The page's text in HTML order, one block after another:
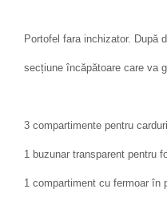
Portofel fara inchizator. După
secțiune încăpătoare care va
3 compartimente pentru
1 buzunar transparent pentru
1 compartiment cu fermoar în